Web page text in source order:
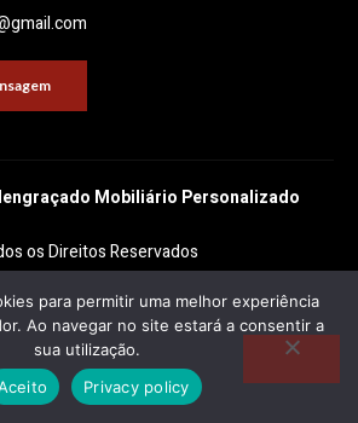
Mobiliário Personalizado
os Direitos Reservados
para permitir uma melhor experiência
Ao navegar no site estará a consentir a
sua utilização.
Privacy policy